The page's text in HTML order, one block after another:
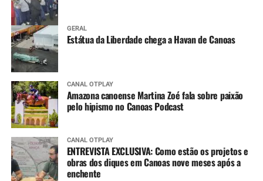
GERAL
Estátua da Liberdade chega a Havan de Canoas
CANAL OTPLAY
Amazona canoense Martina Zoé fala sobre paixão
pelo hipismo no Canoas Podcast
CANAL OTPLAY
ENTREVISTA EXCLUSIVA: Como estão os projetos e
obras dos diques em Canoas nove meses após a
enchente